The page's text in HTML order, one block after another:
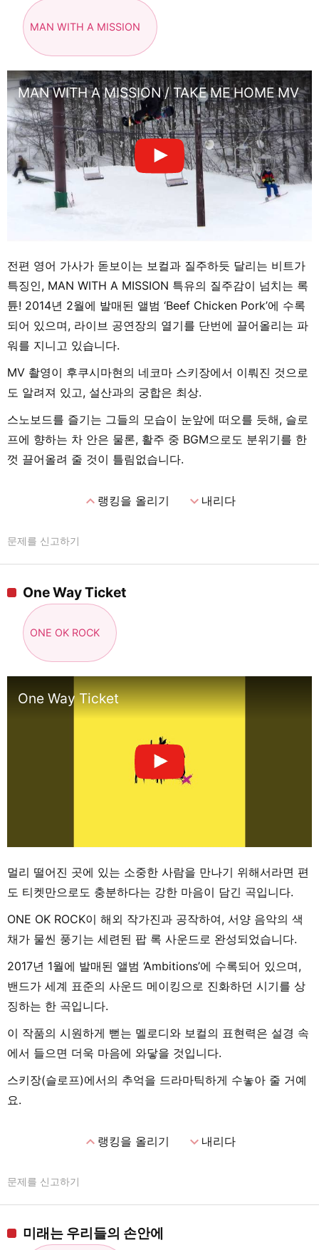
MAN WITH A MISSION
MAN WITH A MISSION / TAKE ME HOME MV
전편 영어 가사가 돋보이는 보컬과 질주하듯 달리는 비트가
특징인, MAN WITH A MISSION 특유의 질주감이 넘치는 록
튠! 2014년 2월에 발매된 앨범 ‘Beef Chicken Pork’에 수록
되어 있으며, 라이브 공연장의 열기를 단번에 끌어올리는 파
워를 지니고 있습니다.
MV 촬영이 후쿠시마현의 네코마 스키장에서 이뤄진 것으로
도 알려져 있고, 설산과의 궁합은 최상.
스노보드를 즐기는 그들의 모습이 눈앞에 떠오를 듯해, 슬로
프에 향하는 차 안은 물론, 활주 중 BGM으로도 분위기를 한
껏 끌어올려 줄 것이 틀림없습니다.
expand_less랭킹을 올리기 expand_more내리다
문제를 신고하기
One Way Ticket
ONE OK ROCK
One Way Ticket
멀리 떨어진 곳에 있는 소중한 사람을 만나기 위해서라면 편
도 티켓만으로도 충분하다는 강한 마음이 담긴 곡입니다.
ONE OK ROCK이 해외 작가진과 공작하여, 서양 음악의 색
채가 물씬 풍기는 세련된 팝 록 사운드로 완성되었습니다.
2017년 1월에 발매된 앨범 ‘Ambitions’에 수록되어 있으며,
밴드가 세계 표준의 사운드 메이킹으로 진화하던 시기를 상
징하는 한 곡입니다.
이 작품의 시원하게 뻗는 멜로디와 보컬의 표현력은 설경 속
에서 들으면 더욱 마음에 와닿을 것입니다.
스키장(슬로프)에서의 추억을 드라마틱하게 수놓아 줄 거예
요.
expand_less랭킹을 올리기 expand_more내리다
문제를 신고하기
미래는 우리들의 손안에